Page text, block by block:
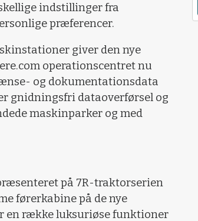
indstillinger fra
præferencer.
giver den nye
operationscentret nu
og dokumentationsdata
gnidningsfri dataoverførsel og
maskinparker og med
på 7R-traktorserien
førerkabine på de nye
en række luksuriøse funktioner